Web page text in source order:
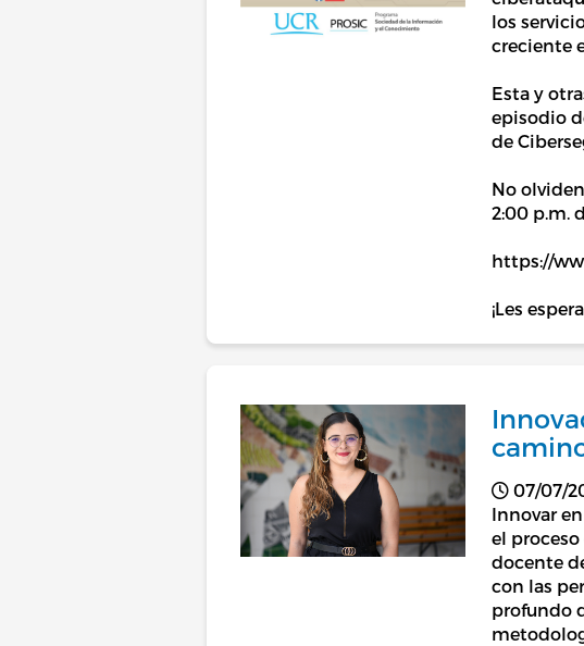
los
creciente
Esta y
episodio
de
No
2:00 p.m.
https://
¡Les
07/07/
Innovar
el
docente
con las
profundo